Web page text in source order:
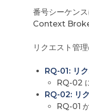
番号シーケン
Context
リクエスト管
RQ-01: リ
RQ-02
RQ-02: リ
RQ-01